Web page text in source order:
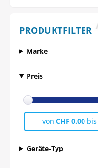
PRODUKTFILTER
Marke
Preis
von CHF 0.00bis
Geräte-Typ